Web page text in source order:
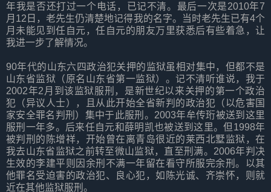
年我是否还打过一个电话，已记不清。最后一次是2010年7
月12日，老先生仍清楚地记得我的名字。当时老先生已有4个
月未能见到任自元，任自元的朋友万里获悉后有些着急，让
我进一步了解情况。
90年代的山东六四政治犯关押的监狱虽相对集中，但都不是
山东省监狱（原名山东省第一监狱）。记不清听谁说，我于
2002年2月到该监狱服刑，是新世纪以来关押的第一个政治
犯（异议人士），且从此开始全省新判的政治犯（以危害国
家安全罪名判刑）集中于此服刑。2003年牟传珩被送到这里
服刑一年多。后来任自元和薛明凯也被送到这里。但1998年
被判刑的陈增祥，开始曾在离青岛很近的莱西北墅监狱，在
我去山东省监狱之前转至微山监狱，直至刑满。2006年判决
生效的李建平则因余刑不满一年留在看守所服完余刑。以其
他罪名受迫害的政治犯、良心犯，如陈光诚、齐崇怀，则就
近在其他监狱服刑。